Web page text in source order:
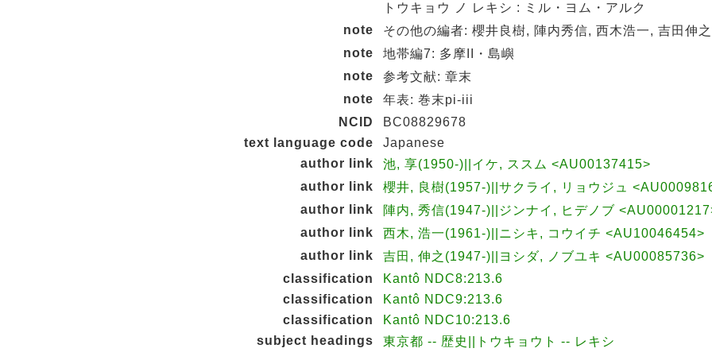
トウキョウ ノ レキシ : ミル・ヨム・アルク
note
その他の編者: 櫻井良樹, 陣内秀信, 西木浩一, 吉田伸之
note
地帯編7: 多摩II・島嶼
note
参考文献: 章末
note
年表: 巻末pi-iii
NCID
BC08829678
text language code
Japanese
author link
池, 享(1950-)||イケ, ススム <AU00137415>
author link
櫻井, 良樹(1957-)||サクライ, リョウジュ
author link
陣内, 秀信(1947-)||ジンナイ, ヒデノブ
author link
西木, 浩一(1961-)||ニシキ, コウイチ <AU10046454>
author link
吉田, 伸之(1947-)||ヨシダ, ノブユキ <AU00085736>
classification
Kantô NDC8:213.6
classification
Kantô NDC9:213.6
classification
Kantô NDC10:213.6
subject headings
東京都 -- 歴史||トウキョウト -- レキシ